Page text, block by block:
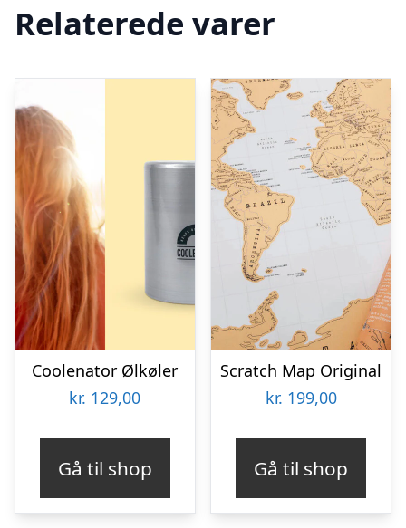
Relaterede varer
Coolenator Ølkøler
kr. 129,00
Gå til shop
Scratch Map Original
kr. 199,00
Gå til shop